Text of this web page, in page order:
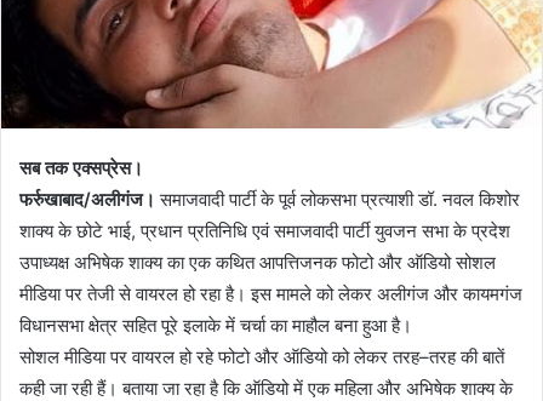
सब तक एक्सप्रेस।
फर्रुखाबाद/अलीगंज। समाजवादी पार्टी के पूर्व लोकसभा प्रत्याशी डॉ. नवल किशोर
शाक्य के छोटे भाई, प्रधान प्रतिनिधि एवं समाजवादी पार्टी युवजन सभा के प्रदेश
उपाध्यक्ष अभिषेक शाक्य का एक कथित आपत्तिजनक फोटो और ऑडियो सोशल
मीडिया पर तेजी से वायरल हो रहा है। इस मामले को लेकर अलीगंज और कायमगंज
विधानसभा क्षेत्र सहित पूरे इलाके में चर्चा का माहौल बना हुआ है।
सोशल मीडिया पर वायरल हो रहे फोटो और ऑडियो को लेकर तरह–तरह की बातें
कही जा रही हैं। बताया जा रहा है कि ऑडियो में एक महिला और अभिषेक शाक्य के